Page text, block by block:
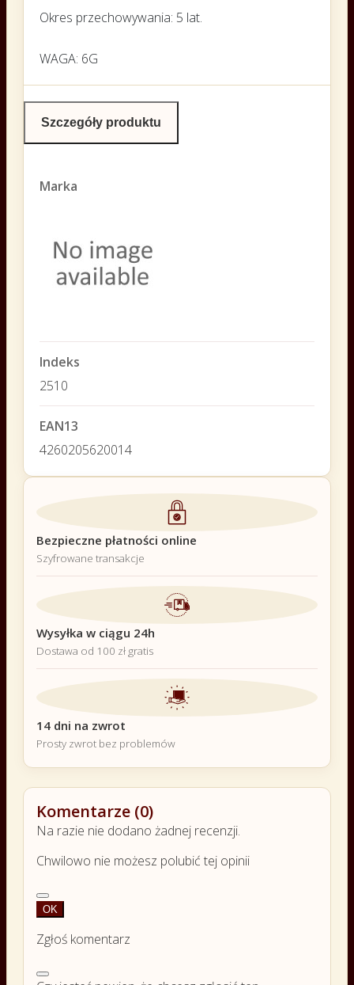
Okres przechowywania: 5 lat.
WAGA: 6G
Szczegóły produktu
Marka
Indeks
2510
EAN13
4260205620014
Bezpieczne płatności online
Szyfrowane transakcje
Wysyłka w ciągu 24h
Dostawa od 100 zł gratis
14 dni na zwrot
Prosty zwrot bez problemów
Komentarze (0)
Na razie nie dodano żadnej recenzji.
Chwilowo nie możesz polubić tej opinii
OK
Zgłoś komentarz